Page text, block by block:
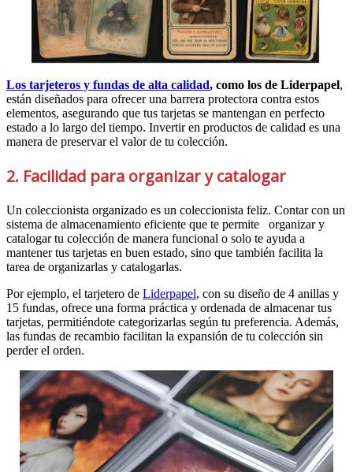
Los tarjeteros y fundas de alta calidad, como los de Liderpapel,
están diseñados para ofrecer una barrera protectora contra estos
elementos, asegurando que tus tarjetas se mantengan en perfecto
estado a lo largo del tiempo. Invertir en productos de calidad es una
manera de preservar el valor de tu colección.
2. Facilidad para organizar y catalogar
Un coleccionista organizado es un coleccionista feliz. Contar con un
sistema de almacenamiento eficiente que te permite organizar y
catalogar tu colección de manera funcional o solo te ayuda a
mantener tus tarjetas en buen estado, sino que también facilita la
tarea de organizarlas y catalogarlas.
Por ejemplo, el tarjetero de Liderpapel, con su diseño de 4 anillas y
15 fundas, ofrece una forma práctica y ordenada de almacenar tus
tarjetas, permitiéndote categorizarlas según tu preferencia. Además,
las fundas de recambio facilitan la expansión de tu colección sin
perder el orden.